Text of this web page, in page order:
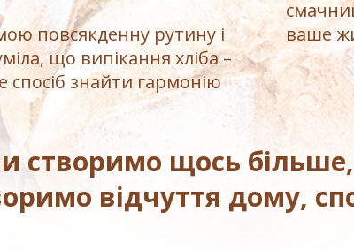
повсякденну рутину і
що випікання хліба –
спосіб знайти гармонію
ваше
створимо щось більше,
відчуття дому,